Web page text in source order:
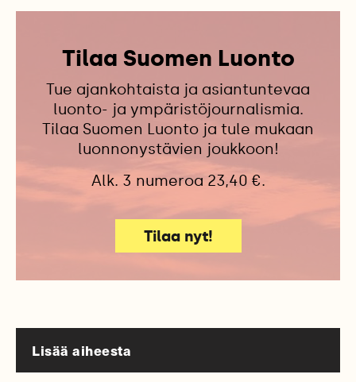
Tilaa Suomen Luonto
Tue ajankohtaista ja asiantuntevaa
luonto- ja ympäristöjournalismia.
Tilaa Suomen Luonto ja tule mukaan
luonnonystävien joukkoon!
Alk. 3 numeroa 23,40 €.
Tilaa nyt!
Lisää aiheesta